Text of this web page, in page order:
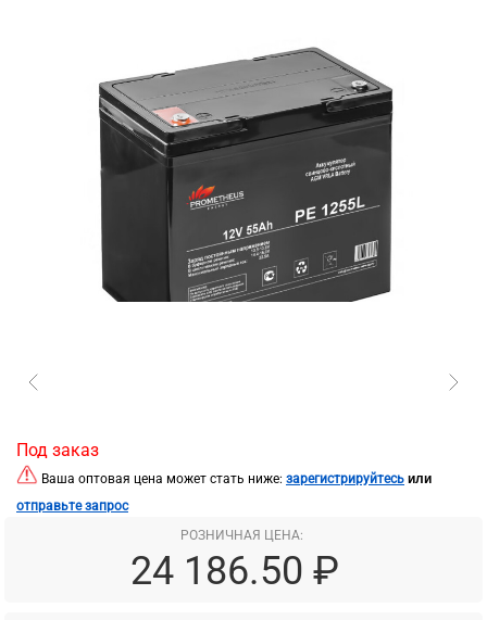
Под заказ
Ваша оптовая цена может стать ниже: зарегистрируйтесь или
отправьте запрос
РОЗНИЧНАЯ ЦЕНА:
24 186.50 ₽